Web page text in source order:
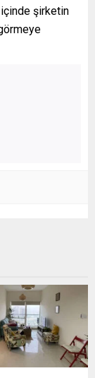
içinde şirketin